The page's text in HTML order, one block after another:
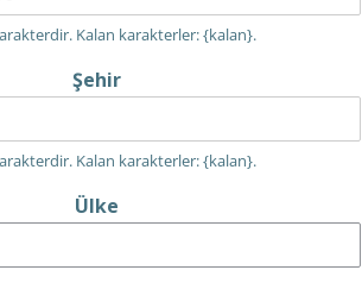
Kalan karakterler: {kalan}.
Şehir
Kalan karakterler: {kalan}.
Ülke